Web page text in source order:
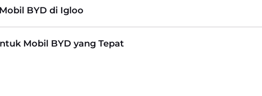
BYD di Igloo
Mobil BYD yang Tepat